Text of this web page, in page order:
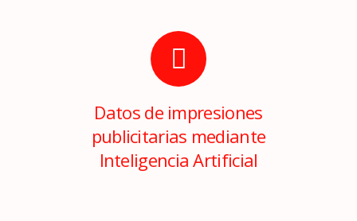
Datos de impresiones
publicitarias mediante
Inteligencia Artificial